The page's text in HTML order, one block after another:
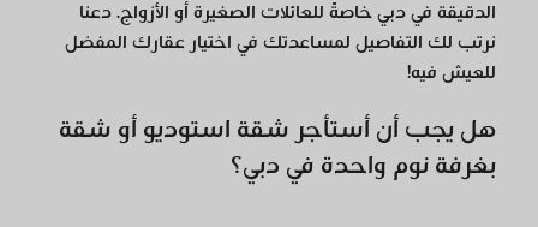
الدقيقة في دبي خاصةً للعائلات الصغيرة أو الأزواج. دعنا
نرتب لك التفاصيل لمساعدتك في اختيار عقارك المفضل
للعيش فيه!
هل يجب أن أستأجر شقة استوديو أو شقة
بغرفة نوم واحدة في دبي؟